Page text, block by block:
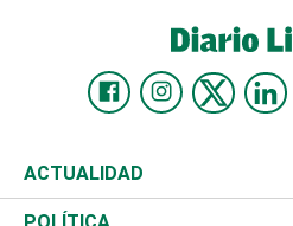
ACTUALIDAD
Nacional
POLÍTICA